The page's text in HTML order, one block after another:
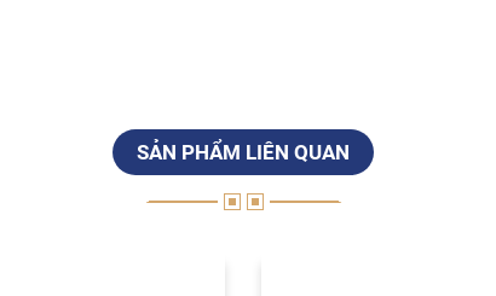
SẢN PHẨM LIÊN QUAN